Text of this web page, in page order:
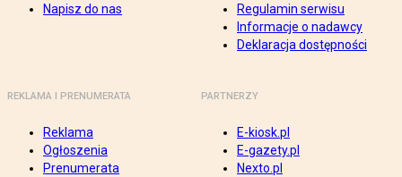
Napisz do nas
Regulamin serwisu
Informacje o nadawcy
Deklaracja dostępności
REKLAMA I PRENUMERATA
Reklama
Ogłoszenia
Prenumerata
PARTNERZY
E-kiosk.pl
E-gazety.pl
Nexto.pl